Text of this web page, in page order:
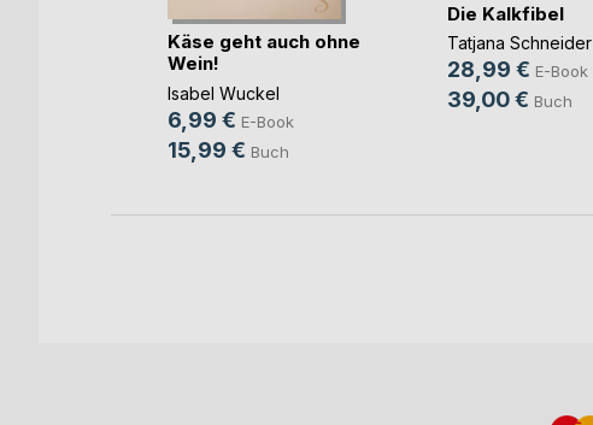
Käse geht auch ohne
Wein!
Isabel Wuckel
6,99 € E-Book
15,99 € Buch
Die Kalkfibel
Tatjana Schneider
28,99 € E-Book
39,00 € Buch